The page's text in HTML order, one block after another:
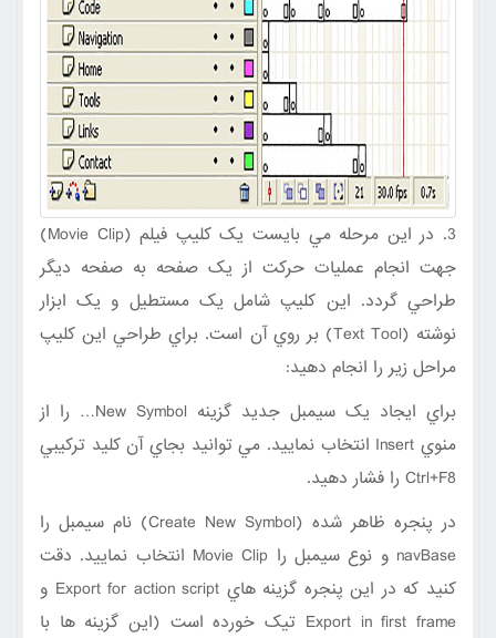
3. در اين مرحله مي بايست يک کليپ فيلم (Movie Clip)
جهت انجام عمليات حرکت از يک صفحه به صفحه ديگر
طراحي گردد. اين کليپ شامل يک مستطيل و يک ابزار
نوشته (Text Tool) بر روي آن است. براي طراحي اين کليپ
مراحل زير را انجام دهيد:
براي ايجاد يک سيمبل جديد گزينه New Symbol… را از
منوي Insert انتخاب نماييد. مي توانيد بجاي آن کليد ترکيبي
Ctrl+F8 را فشار دهيد.
در پنجره ظاهر شده (Create New Symbol) نام سيمبل را
navBase و نوع سيمبل را Movie Clip انتخاب نماييد. دقت
کنيد که در اين پنجره گزينه هاي Export for action script و
Export in first frame تيک خورده است (اين گزينه ها با